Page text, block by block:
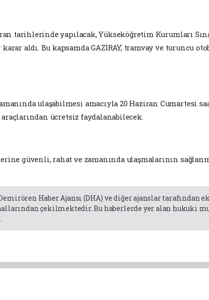
tarihlerinde yapılacak, Yükseköğretim Kurumları
aldı. Bu kapsamdaGAZİRAY, tramvay ve turuncu
ulaşabilmesi amacıyla 20 Haziran Cumartesi
araçlarından ücretsiz faydalanabilecek.
güvenli, rahat ve zamanında ulaşmalarının
Demirören Haber Ajansı (DHA) ve diğer ajanslar
çekilmektedir. Bu haberlerde yer alan hukuki